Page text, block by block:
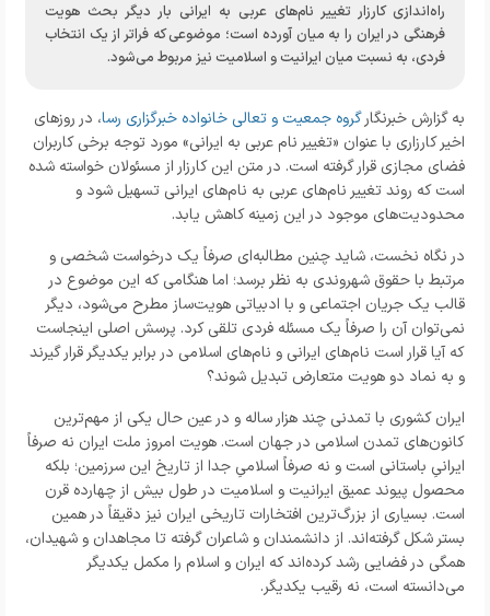
راه‌اندازی کارزار تغییر نام‌های عربی به ایرانی بار دیگر بحث هویت
فرهنگی در ایران را به میان آورده است؛ موضوعی که فراتر از یک انتخاب
فردی، به نسبت میان ایرانیت و اسلامیت نیز مربوط می‌شود.
به گزارش خبرنگارگروه جمعیت و تعالی خانواده خبرگزاری رسا، در روزهای
اخیر کارزاری با عنوان «تغییر نام عربی به ایرانی» مورد توجه برخی کاربران
فضای مجازی قرار گرفته است. در متن این کارزار از مسئولان خواسته شده
است که روند تغییر نام‌های عربی به نام‌های ایرانی تسهیل شود و
محدودیت‌های موجود در این زمینه کاهش یابد.
در نگاه نخست، شاید چنین مطالبه‌ای صرفاً یک درخواست شخصی و
مرتبط با حقوق شهروندی به نظر برسد؛ اما هنگامی که این موضوع در
قالب یک جریان اجتماعی و با ادبیاتی هویت‌ساز مطرح می‌شود، دیگر
نمی‌توان آن را صرفاً یک مسئله فردی تلقی کرد. پرسش اصلی اینجاست
که آیا قرار است نام‌های ایرانی و نام‌های اسلامی در برابر یکدیگر قرار گیرند
و به نماد دو هویت متعارض تبدیل شوند؟
ایران کشوری با تمدنی چند هزار ساله و در عین حال یکی از مهم‌ترین
کانون‌های تمدن اسلامی در جهان است. هویت امروز ملت ایران نه صرفاً
ایرانیِ باستانی است و نه صرفاً اسلامیِ جدا از تاریخ این سرزمین؛ بلکه
محصول پیوند عمیق ایرانیت و اسلامیت در طول بیش از چهارده قرن
است. بسیاری از بزرگ‌ترین افتخارات تاریخی ایران نیز دقیقاً در همین
بستر شکل گرفته‌اند. از دانشمندان و شاعران گرفته تا مجاهدان و شهیدان،
همگی در فضایی رشد کرده‌اند که ایران و اسلام را مکمل یکدیگر
می‌دانسته است، نه رقیب یکدیگر.